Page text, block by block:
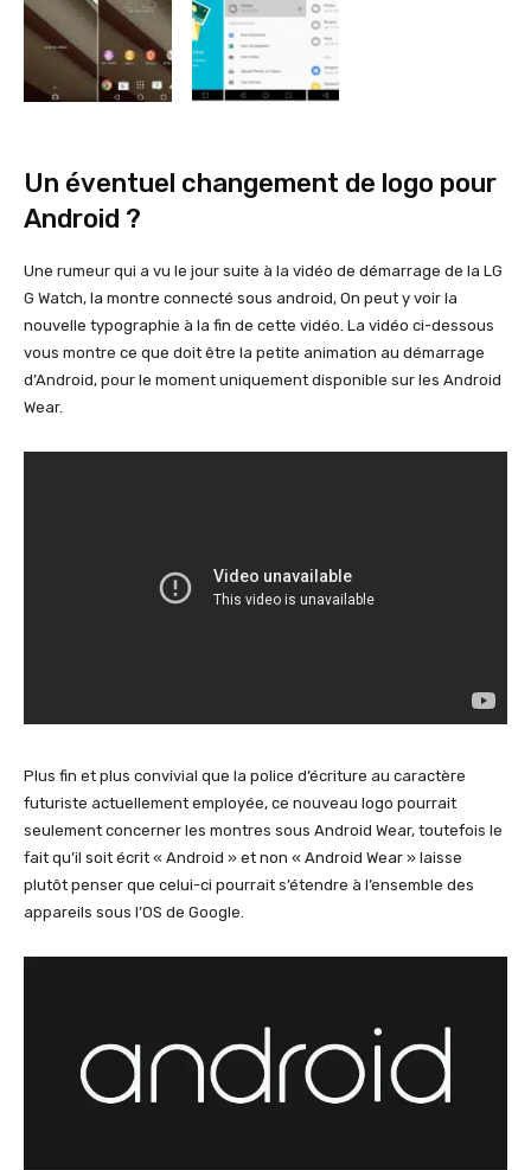
Un éventuel changement de logo pour
Android ?
Une rumeur qui a vu le jour suite à la vidéo de démarrage de la LG
G Watch, la montre connecté sous android, On peut y voir la
nouvelle typographie à la fin de cette vidéo. La vidéo ci-dessous
vous montre ce que doit être la petite animation au démarrage
d’Android, pour le moment uniquement disponible sur les Android
Wear.
Plus fin et plus convivial que la police d’écriture au caractère
futuriste actuellement employée, ce nouveau logo pourrait
seulement concerner les montres sous Android Wear, toutefois le
fait qu’il soit écrit « Android » et non « Android Wear » laisse
plutôt penser que celui-ci pourrait s’étendre à l’ensemble des
appareils sous l’OS de Google.